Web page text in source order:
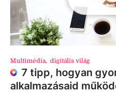
Multimédia, digitális világ
7 tipp, hogyan
alkalmazásaid